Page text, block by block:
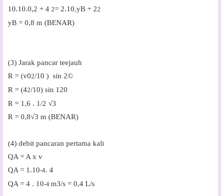
10.10.0,2 + 4 2= 2.10.yB + 22
yB = 0,8 m (BENAR)
(3) Jarak pancar teejauh
R = (v02/10 ) sin 2©
R = (42/10) sin 120
R = 1,6 . 1/2 √3
R = 0,8√3 m (BENAR)
(4) debit pancaran pertama kali
QA = A x v
QA = 1.10-4. 4
QA = 4 . 10-4 m3/s = 0,4 L/s